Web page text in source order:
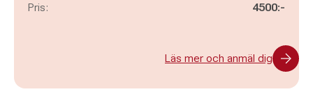
Pris: 4500:-
Läs mer och anmäl dig